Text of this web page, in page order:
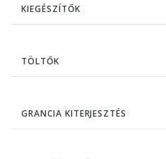
KIEGÉSZÍTŐK
TÖLTŐK
GRANCIA KITERJESZTÉS